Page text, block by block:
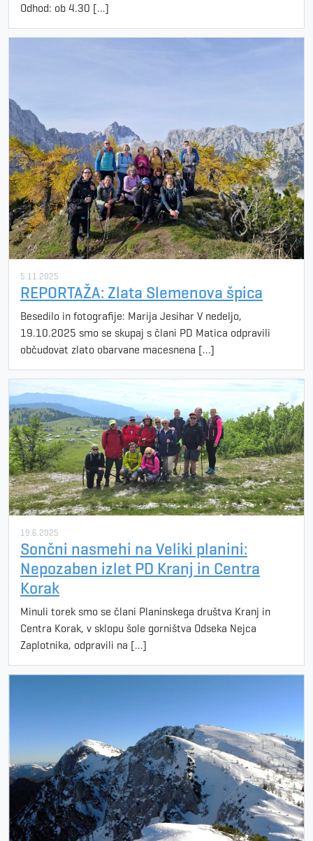
Odhod: ob 4.30 […]
5.11.2025
REPORTAŽA: Zlata Slemenova špica
Besedilo in fotografije: Marija Jesihar V nedeljo,
19.10.2025 smo se skupaj s člani PD Matica odpravili
občudovat zlato obarvane macesnena […]
19.6.2025
Sončni nasmehi na Veliki planini:
Nepozaben izlet PD Kranj in Centra
Korak
Minuli torek smo se člani Planinskega društva Kranj in
Centra Korak, v sklopu šole gorništva Odseka Nejca
Zaplotnika, odpravili na […]